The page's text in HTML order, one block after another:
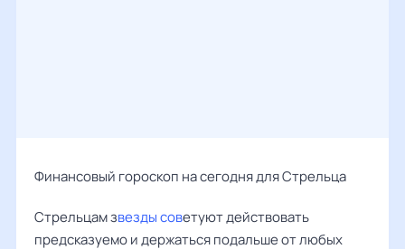
Финансовый гороскоп на сегодня для Стрельца
Стрельцам звезды советуют действовать
предсказуемо и держаться подальше от любых